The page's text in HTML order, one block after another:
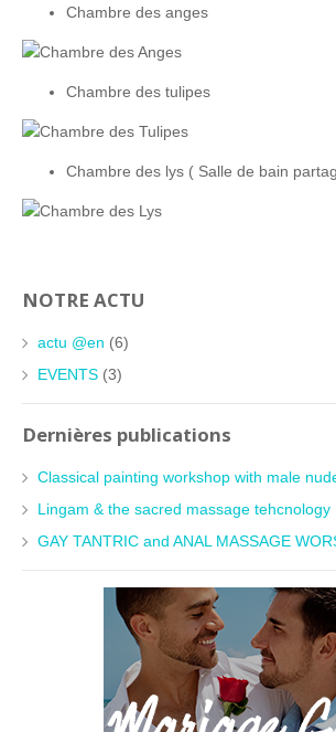
Chambre des anges
Chambre des tulipes
Chambre des lys ( Salle de bain
NOTRE ACTU
actu @en (6)
EVENTS (3)
Dernières publications
Classical painting workshop with male
Lingam & the sacred massage tehcnology
GAY TANTRIC and ANAL MASSAGE